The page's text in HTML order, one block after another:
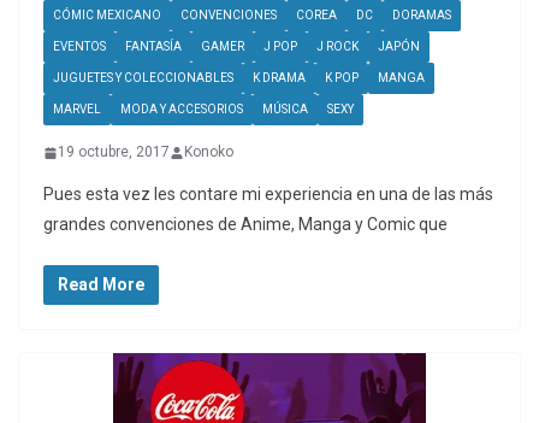
CÓMIC MEXICANO CONVENCIONES COREA DC DORAMAS
EVENTOS FANTASÍA GAMER J POP J ROCK JAPÓN
JUGUETES Y COLECCIONABLES K DRAMA K POP MANGA
MARVEL MODA Y ACCESORIOS MÚSICA SEXY
19 octubre, 2017 Konoko
Pues esta vez les contare mi experiencia en una de las más
grandes convenciones de Anime, Manga y Comic que
Read More